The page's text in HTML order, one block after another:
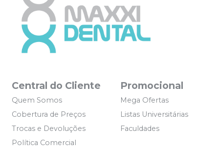
Central do Cliente
Quem Somos
Cobertura de Preços
Trocas e Devoluções
Política Comercial
Promocional
Mega Ofertas
Listas Universitárias
Faculdades